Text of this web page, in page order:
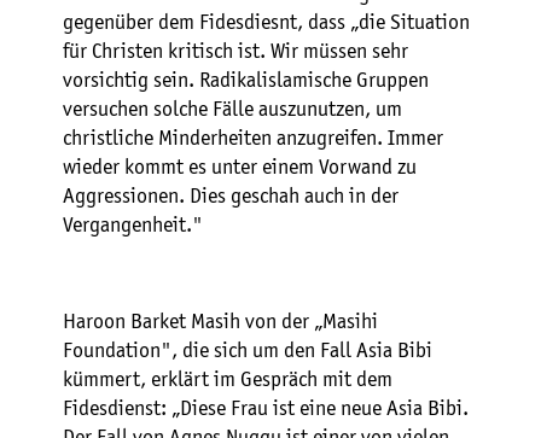
gegenüber dem Fidesdiesnt, dass „die Situation
für Christen kritisch ist. Wir müssen sehr
vorsichtig sein. Radikalislamische Gruppen
versuchen solche Fälle auszunutzen, um
christliche Minderheiten anzugreifen. Immer
wieder kommt es unter einem Vorwand zu
Aggressionen. Dies geschah auch in der
Vergangenheit."
Haroon Barket Masih von der „Masihi
Foundation", die sich um den Fall Asia Bibi
kümmert, erklärt im Gespräch mit dem
Fidesdienst: „Diese Frau ist eine neue Asia Bibi.